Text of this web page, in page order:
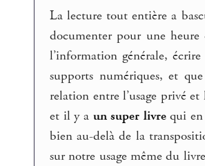
La lecture tout entière a
documenter pour une
l’information générale,
supports numériques, et
relation entre l’usage privé
et il y a un super livrequi en
bien au-delà de la
sur notre usage même du